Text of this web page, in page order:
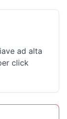
ad alta
click